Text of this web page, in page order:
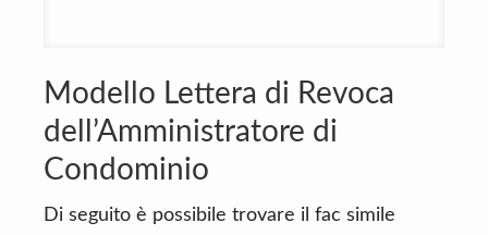
Modello Lettera di Revoca
dell’Amministratore di
Condominio
Di seguito è possibile trovare il fac simile